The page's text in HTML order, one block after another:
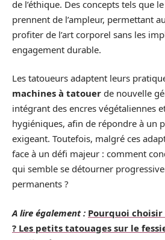
de l’éthique. Des concepts tels que
prennent de l’ampleur, permettant
profiter de l’art corporel sans les
engagement durable.
Les tatoueurs adaptent leurs
machines à tatouer de nouvelle
intégrant des encres végétaliennes
hygiéniques, afin de répondre à un
exigeant. Toutefois, malgré ces
face à un défi majeur : comment
qui semble se détourner
permanents ?
A lire également : Pourquoi
? Les petits tatouages sur le